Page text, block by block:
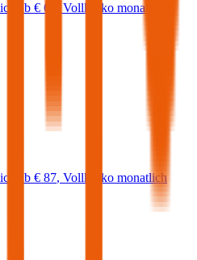
ab € 68
Vollkasko monatlich
ab € 87, Vollkasko monatlich